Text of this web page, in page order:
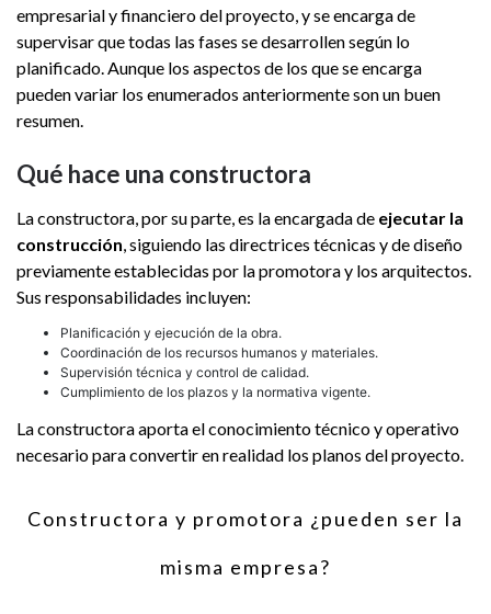
empresarial y financiero del proyecto, y se encarga de
supervisar que todas las fases se desarrollen según lo
planificado. Aunque los aspectos de los que se encarga
pueden variar los enumerados anteriormente son un buen
resumen.
Qué hace una constructora
La constructora, por su parte, es la encargada de ejecutar la
construcción , siguiendo las directrices técnicas y de diseño
previamente establecidas por la promotora y los arquitectos.
Sus responsabilidades incluyen:
Planificación y ejecución de la obra.
Coordinación de los recursos humanos y materiales.
Supervisión técnica y control de calidad.
Cumplimiento de los plazos y la normativa vigente.
La constructora aporta el conocimiento técnico y operativo
necesario para convertir en realidad los planos del proyecto.
Constructora y promotora ¿pueden ser la
misma empresa?